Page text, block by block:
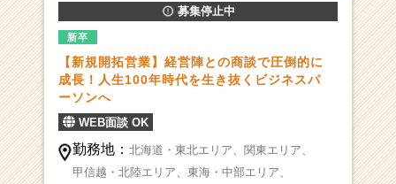
募集停止中
新卒
【新規開拓営業】経営陣との商談で圧倒的に
成長！人生100年時代を生き抜くビジネスパ
ーソンへ
WEB面談 OK
勤務地： 北海道・東北エリア、 関東エリア、
甲信越・北陸エリア、 東海・中部エリア、